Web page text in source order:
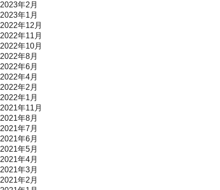
2023年2月
2023年1月
2022年12月
2022年11月
2022年10月
2022年8月
2022年6月
2022年4月
2022年2月
2022年1月
2021年11月
2021年8月
2021年7月
2021年6月
2021年5月
2021年4月
2021年3月
2021年2月